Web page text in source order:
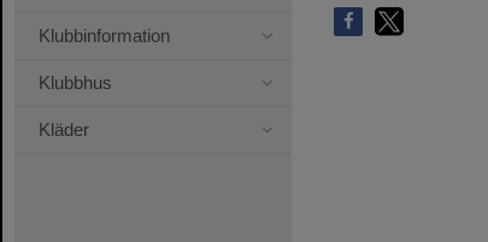
Klubbinformation
Klubbhus
Kläder